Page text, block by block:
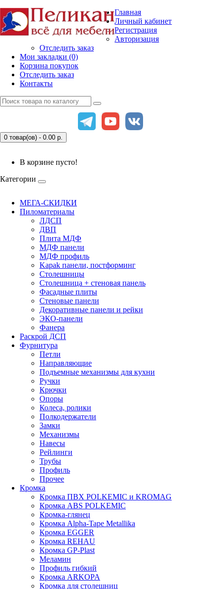
Главная
Личный кабинет
Регистрация
Авторизация
Отследить заказ
Мои закладки (0)
Корзина покупок
Отследить заказ
Контакты
0 товар(ов) - 0.00 р.
В корзине пусто!
Категории
МЕГА-СКИДКИ
Пиломатериалы
ЛДСП
ДВП
Плита МДФ
МДФ панели
МДФ профиль
Kapak панели, постформинг
Столешницы
Столешница + стеновая панель
Фасадные плиты
Стеновые панели
Декоративные панели и рейки
ЭКО-панели
Фанера
Раскрой ДСП
Фурнитура
Петли
Направляющие
Подъемные механизмы для кухни
Ручки
Крючки
Опоры
Колеса, ролики
Полкодержатели
Замки
Механизмы
Навесы
Рейлинги
Трубы
Профиль
Прочее
Кромка
Кромка ПВХ POLKEMIC и KROMAG
Кромка ABS POLKEMIС
Кромка-глянец
Кромка Alpha-Tape Metallika
Кромка EGGER
Кромка REHAU
Кромка GP-Plast
Меламин
Профиль гибкий
Кромка ARKOPA
Кромка для столешниц